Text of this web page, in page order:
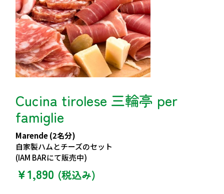
Cucina tirolese 三輪亭 per
famiglie
Marende (2名分)
自家製ハムとチーズのセット
(IAM BARにて販売中)
￥1,890 (税込み)